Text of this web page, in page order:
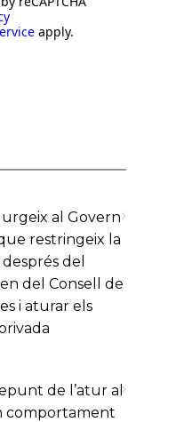
apply.
al Govern
restringeix la
del
del Consell de
i aturar els
de l’atur al
comportament